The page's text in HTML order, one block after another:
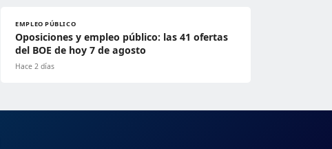
EMPLEO PÚBLICO
Oposiciones y empleo público: las 41 ofertas
del BOE de hoy 7 de agosto
Hace 2 días